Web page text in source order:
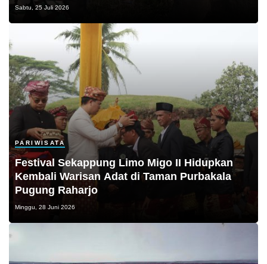
Sabtu, 25 Juli 2026
PARIWISATA
Festival Sekappung Limo Migo II Hidupkan
Kembali Warisan Adat di Taman Purbakala
Pugung Raharjo
Minggu, 28 Juni 2026